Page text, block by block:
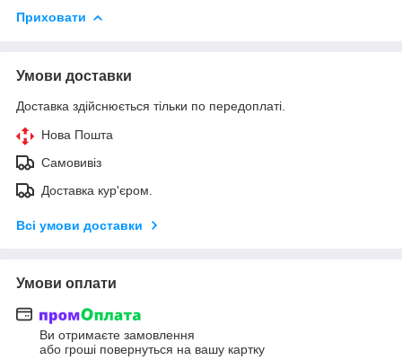
Приховати
Умови доставки
Доставка здійснюється тільки по передоплаті.
Нова Пошта
Самовивіз
Доставка кур'єром.
Всі умови доставки
Умови оплати
Ви отримаєте замовлення
або гроші повернуться на вашу картку